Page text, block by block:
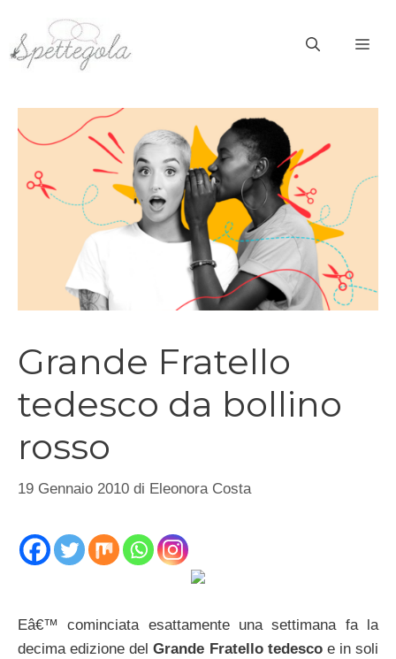
contenuto
Grande Fratello
tedesco da bollino
rosso
19 Gennaio 2010 di Eleonora Costa
Eâ€™ cominciata esattamente una settimana fa la
decima edizione delGrande Fratello tedescoe in soli